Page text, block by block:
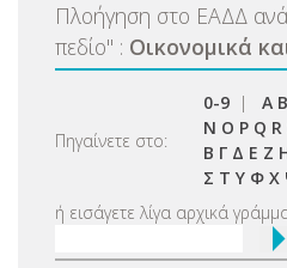
Πλοήγηση στο ΕΑΔΔ
πεδίο" : Οικονομικά
Πηγαίνετε στο:
0-9 | A B
N O P Q R
Β Γ Δ Ε Ζ
Σ Τ Υ Φ Χ
ή εισάγετε λίγα αρχικά